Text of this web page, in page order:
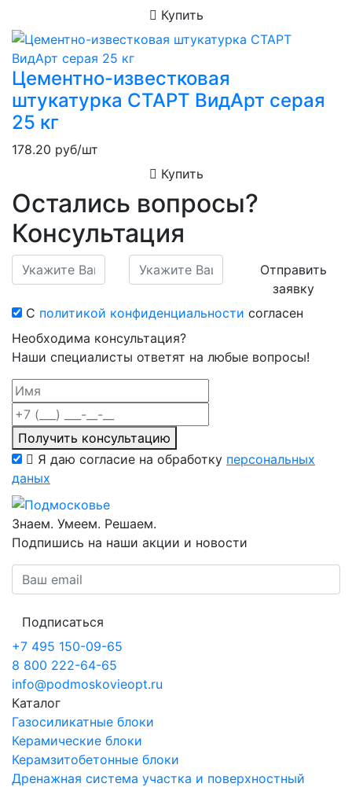
Купить
Цементно-известковая
штукатурка СТАРТ ВидАрт серая
25 кг
178.20 руб/шт
Купить
Остались вопросы?
Консультация
Отправить
заявку
С политикой конфиденциальности согласен
Необходима консультация?
Наши специалисты ответят на любые вопросы!
Получить консультацию
Я даю согласие на обработку персональных
даных
Знаем. Умеем. Решаем.
Подпишись на наши акции и новости
Подписаться
+7 495 150-09-65
8 800 222-64-65
info@podmoskovieopt.ru
Каталог
Газосиликатные блоки
Керамические блоки
Керамзитобетонные блоки
Дренажная система участка и поверхностный